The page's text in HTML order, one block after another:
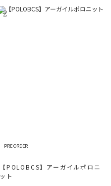
2
PRE ORDER
【POLOBCS】アーガイルポロニ
ット